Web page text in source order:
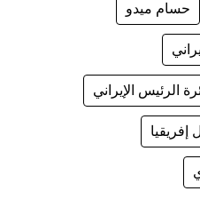
حسام ميدو
الرئيس الإيراني
إفريقيا